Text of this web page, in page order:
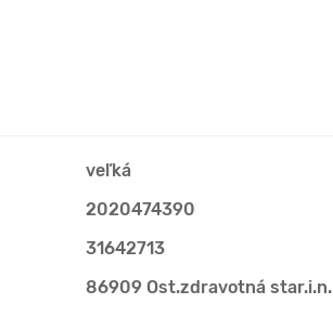
veľká
2020474390
31642713
86909 Ost.zdravotná star.i.n.